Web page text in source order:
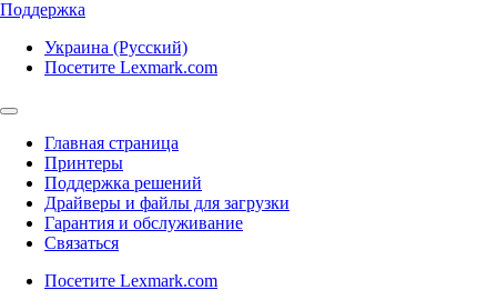
Поддержка
Украина (Русский)
Посетите Lexmark.com
Главная страница
Принтеры
Поддержка решений
Драйверы и файлы для загрузки
Гарантия и обслуживание
Связаться
Посетите Lexmark.com